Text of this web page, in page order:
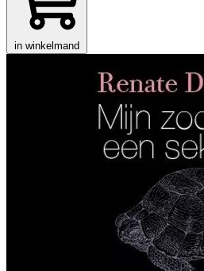
in winkelmand